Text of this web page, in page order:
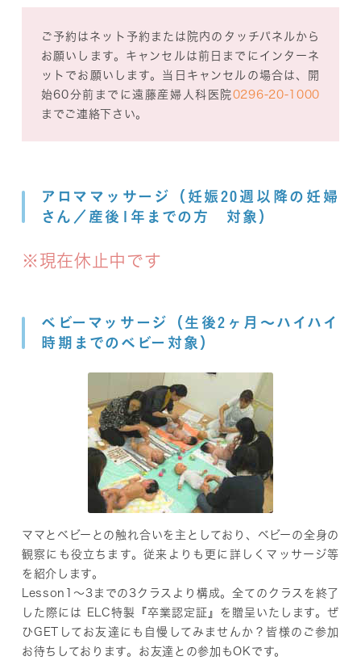
ご予約はネット予約または院内のタッチパネルから
お願いします。キャンセルは前日までにインターネ
ットでお願いします。当日キャンセルの場合は、開
始60分前までに遠藤産婦人科医院0296-20-1000
までご連絡下さい。
アロママッサージ（妊娠20週以降の妊婦
さん／産後1年までの方 対象）
※現在休止中です
ベビーマッサージ（生後2ヶ月～ハイハイ
時期までのベビー対象）
ママとベビーとの触れ合いを主としており、ベビーの全身の
観察にも役立ちます。従来よりも更に詳しくマッサージ等
を紹介します。
Lesson1～3までの3クラスより構成。全てのクラスを終了
した際には ELC特製『卒業認定証』を贈呈いたします。ぜ
ひGETしてお友達にも自慢してみませんか？皆様のご参加
お待ちしております。お友達との参加もOKです。